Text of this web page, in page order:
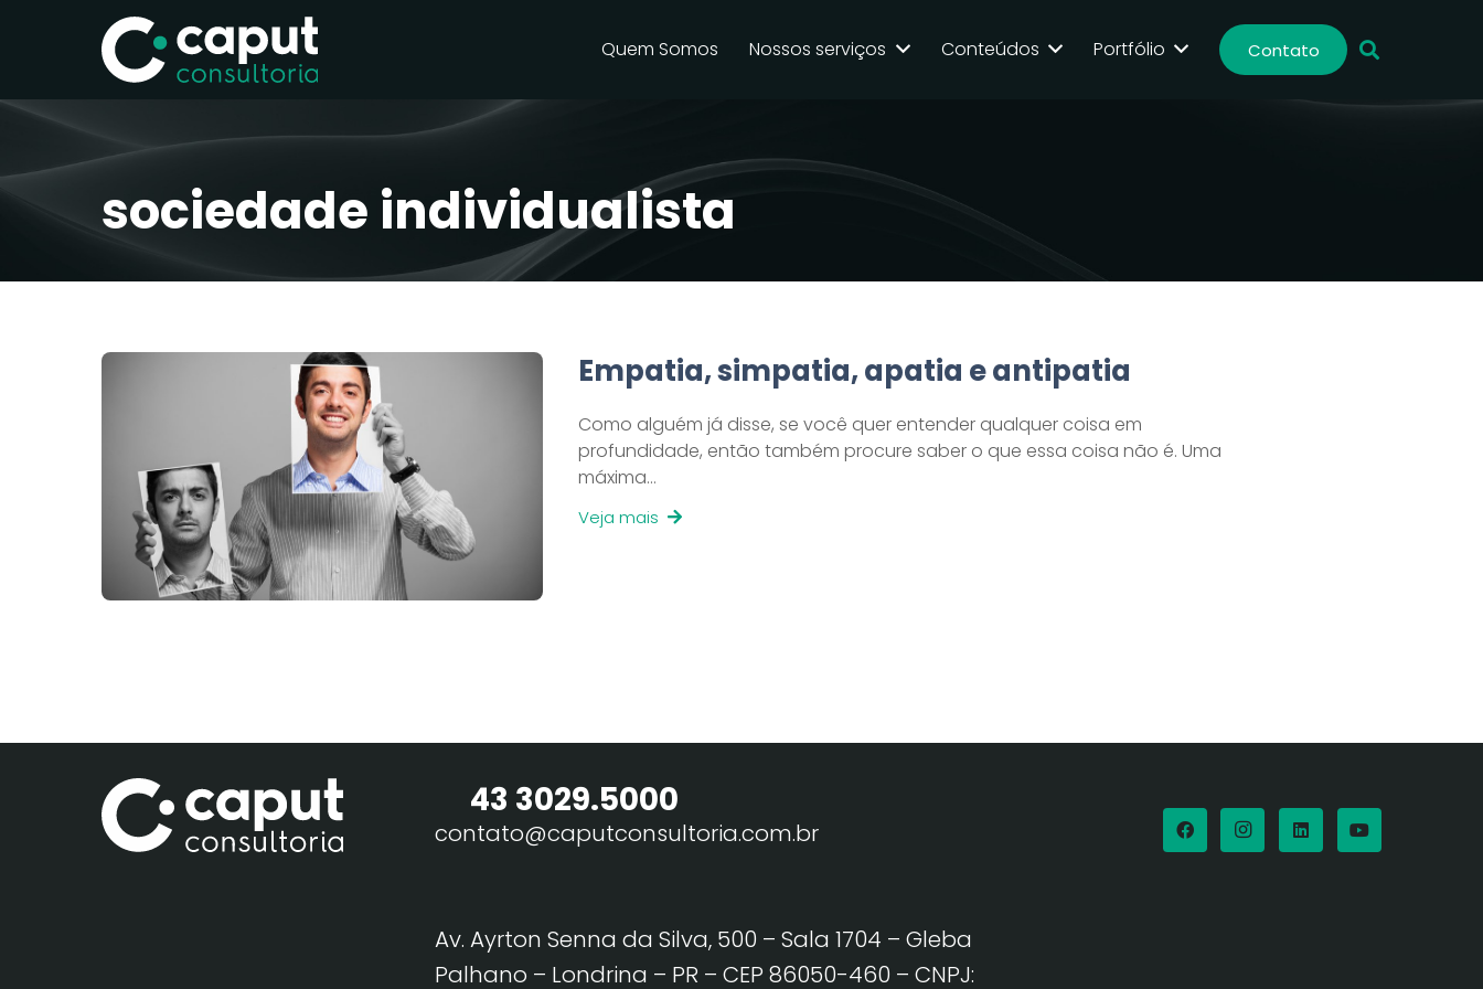
Quem Somos Nossos serviços Conteúdos Portfólio Contato
sociedade individualista
Empatia, simpatia, apatia e antipatia
Como alguém já disse, se você quer entender qualquer coisa em
profundidade, então também procure saber o que essa coisa não é. Uma
máxima…
Veja mais
43 3029.5000
contato@caputconsultoria.com.br
Av. Ayrton Senna da Silva, 500 – Sala 1704 – Gleba
Palhano – Londrina – PR – CEP 86050-460 – CNPJ: